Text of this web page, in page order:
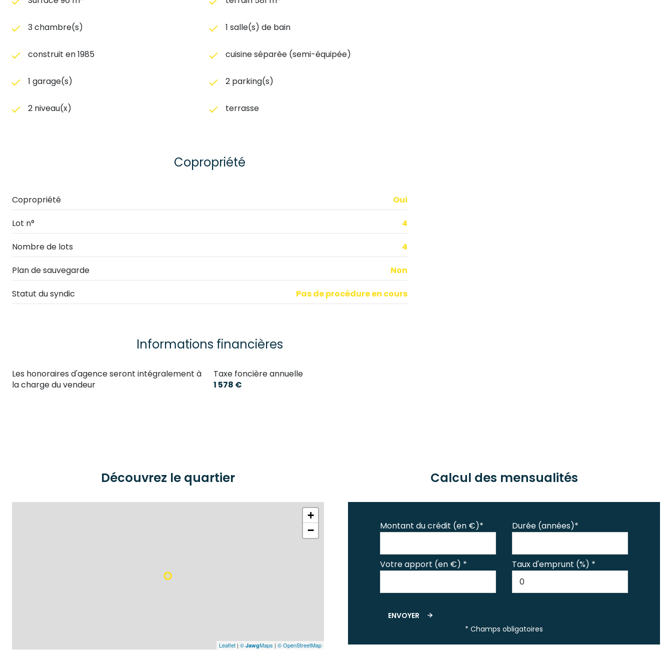
3 chambre(s) 1 salle(s) de bain
construit en 1985 cuisine séparée (semi-équipée)
1 garage(s) 2 parking(s)
2 niveau(x) terrasse
Copropriété
Copropriété Oui
Lot n° 4
Nombre de lots 4
Plan de sauvegarde Non
Statut du syndic Pas de procédure en cours
Informations financières
Les honoraires d'agence seront intégralement à
la charge du vendeur
Taxe foncière annuelle
1 578 €
Découvrez le quartier
+
−
Leaflet | © JawgMaps | © OpenStreetMap
Calcul des mensualités
Montant du crédit (en €)* Durée (années)*
Votre apport (en €) * Taux d'emprunt (%) *
ENVOYER
* Champs obligatoires